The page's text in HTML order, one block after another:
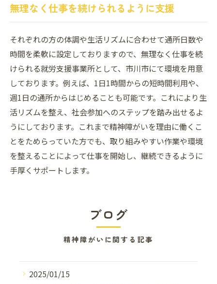
無理なく仕事を続けられるように支援
それぞれの方の体調や生活リズムに合わせて通所日数や
時間を柔軟に設定しておりますので、無理なく仕事を続
けられる就労支援事業所として、市川市にて環境を用意
しております。例えば、1日1時間からの短時間利用や、
週1日の通所からはじめることも可能です。これにより生
活リズムを整え、社会参加へのステップを踏み出せるよ
うにしております。これまで精神障がいを理由に働くこ
とをためらっていた方でも、取り組みやすい作業や環境
を整えることによって仕事を開始し、継続できるように
手厚くサポートします。
ブログ
精神障がいに関する記事
2025/01/15